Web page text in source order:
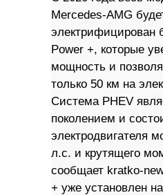
Mercedes-AMG
электрифицирован
Power +, которые
мощность и
только 50 км на
Система PHEV
поколением и
электродвигателя
л.с. и крутящего
сообщает kratko-
+ уже установлен